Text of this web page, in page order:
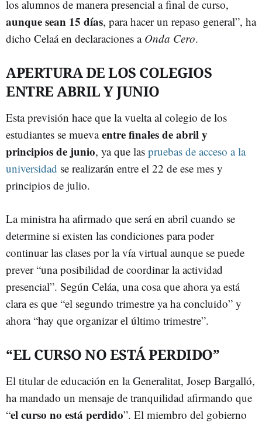
los alumnos de manera presencial a final de curso,
aunque sean 15 días, para hacer un repaso general”, ha
dicho Celaá en declaraciones a Onda Cero.
APERTURA DE LOS COLEGIOS
ENTRE ABRIL Y JUNIO
Esta previsión hace que la vuelta al colegio de los
estudiantes se muevaentre finales de abril y
principios de junio, ya que las pruebas de acceso a la
universidad se realizarán entre el 22 de ese mes y
principios de julio.
La ministra ha afirmado que será en abril cuando se
determine si existen las condiciones para poder
continuar las clases por la vía virtual aunque se puede
prever “una posibilidad de coordinar la actividad
presencial”. Según Celáa, una cosa que ahora ya está
clara es que “el segundo trimestre ya ha concluido” y
ahora “hay que organizar el último trimestre”.
“EL CURSO NO ESTÁ PERDIDO”
El titular de educación en la Generalitat, Josep Bargalló,
ha mandado un mensaje de tranquilidad afirmando que
“el curso no está perdido”. El miembro del gobierno